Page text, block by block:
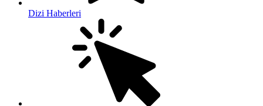
Dizi Haberleri